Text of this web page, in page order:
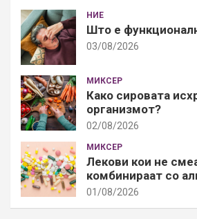
НИЕ
Што е
03/08/2026
МИКСЕР
Како сировата
организмот?
02/08/2026
МИКСЕР
Лекови кои не
комбинираат со
01/08/2026